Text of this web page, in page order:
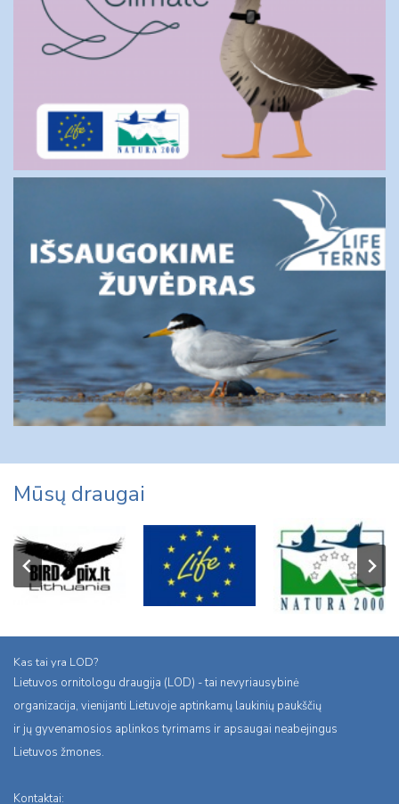
Mūsų draugai
Kas tai yra LOD?
Lietuvos ornitologu draugija (LOD) - tai nevyriausybinė
organizacija, vienijanti Lietuvoje aptinkamų laukinių paukščių
ir jų gyvenamosios aplinkos tyrimams ir apsaugai neabejingus
Lietuvos žmones.
Kontaktai: